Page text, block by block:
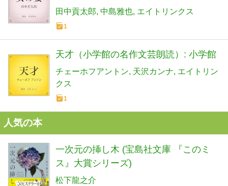
田中貢太郎 中島雅也 エイトリンクス
1
天才（小学館の名作文芸朗読）: 小学館
チェーホフアントン 天沢カンナ エイトリン
クス
1
人気の本
一次元の挿し木 (宝島社文庫 『このミ
ス』大賞シリーズ)
松下龍之介